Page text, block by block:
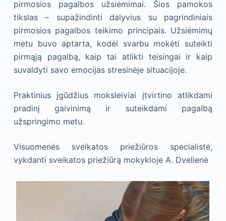
pirmosios pagalbos užsiėmimai. Šios pamokos
tikslas – supažindinti dalyvius su pagrindiniais
pirmosios pagalbos teikimo principais. Užsiėmimų
metu buvo aptarta, kodėl svarbu mokėti suteikti
pirmąją pagalbą, kaip tai atlikti teisingai ir kaip
suvaldyti savo emocijas stresinėje situacijoje.
Praktinius įgūdžius moksleiviai įtvirtino atlikdami
pradinį gaivinimą ir suteikdami pagalbą
užspringimo metu.
Visuomenės sveikatos priežiūros specialistė,
vykdanti sveikatos priežiūrą mokykloje A. Dvelienė